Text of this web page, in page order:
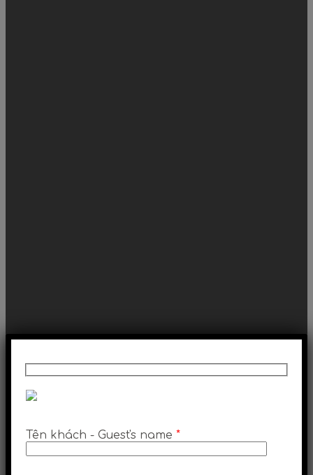
Tên khách - Guest's name *